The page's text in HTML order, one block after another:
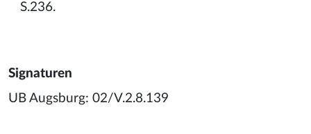
S.236.
Signaturen
UB Augsburg: 02/V.2.8.139